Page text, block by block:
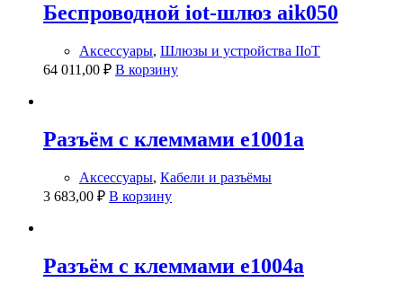
Беспроводной iot-шлюз aik050
Аксессуары, Шлюзы и устройства IIoT
64 011,00 ₽ В корзину
Разъём с клеммами e1001a
Аксессуары, Кабели и разъёмы
3 683,00 ₽ В корзину
Разъём с клеммами e1004a